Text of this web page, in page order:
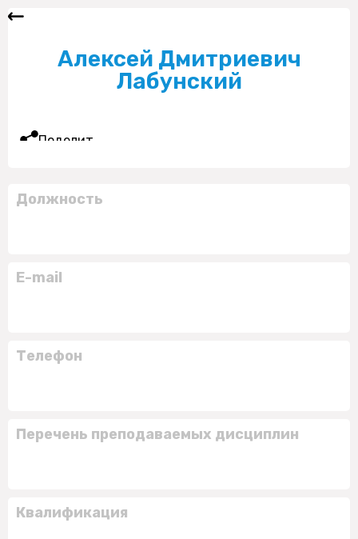
Алексей Дмитриевич
Лабунский
Поделиться
Должность
E-mail
Телефон
Перечень преподаваемых дисциплин
Квалификация